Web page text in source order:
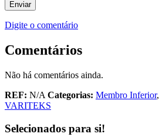
Digite o comentário
Comentários
Não há comentários ainda.
REF: N/A Categorias: Membro Inferior,
VARITEKS
Selecionados para si!